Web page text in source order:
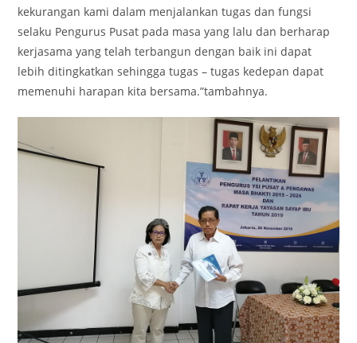
kekurangan kami dalam menjalankan tugas dan fungsi
selaku Pengurus Pusat pada masa yang lalu dan berharap
kerjasama yang telah terbangun dengan baik ini dapat
lebih ditingkatkan sehingga tugas – tugas kedepan dapat
memenuhi harapan kita bersama.”tambahnya.